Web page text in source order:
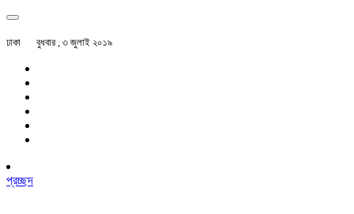
ঢাকা বুধবার , ৩ জুলাই ২০১৯
প্রচ্ছদ